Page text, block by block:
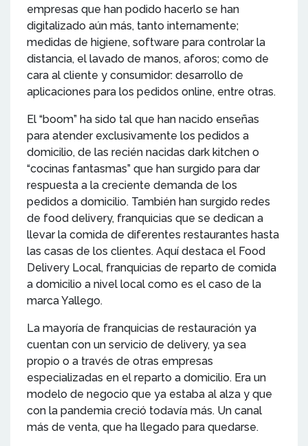
empresas que han podido hacerlo se han
digitalizado aún más, tanto internamente;
medidas de higiene, software para controlar la
distancia, el lavado de manos, aforos; como de
cara al cliente y consumidor: desarrollo de
aplicaciones para los pedidos online, entre otras.
El “boom” ha sido tal que han nacido enseñas
para atender exclusivamente los pedidos a
domicilio, de las recién nacidas dark kitchen o
“cocinas fantasmas” que han surgido para dar
respuesta a la creciente demanda de los
pedidos a domicilio. También han surgido redes
de food delivery, franquicias que se dedican a
llevar la comida de diferentes restaurantes hasta
las casas de los clientes. Aquí destaca el Food
Delivery Local, franquicias de reparto de comida
a domicilio a nivel local como es el caso de la
marca Yallego.
La mayoría de franquicias de restauración ya
cuentan con un servicio de delivery, ya sea
propio o a través de otras empresas
especializadas en el reparto a domicilio. Era un
modelo de negocio que ya estaba al alza y que
con la pandemia creció todavía más. Un canal
más de venta, que ha llegado para quedarse.